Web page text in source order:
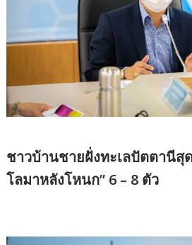
ชาวบ้านชายฝั่งทะเลปัตตานีสุ
โลมาหลังโหนก” 6 – 8 ตัว